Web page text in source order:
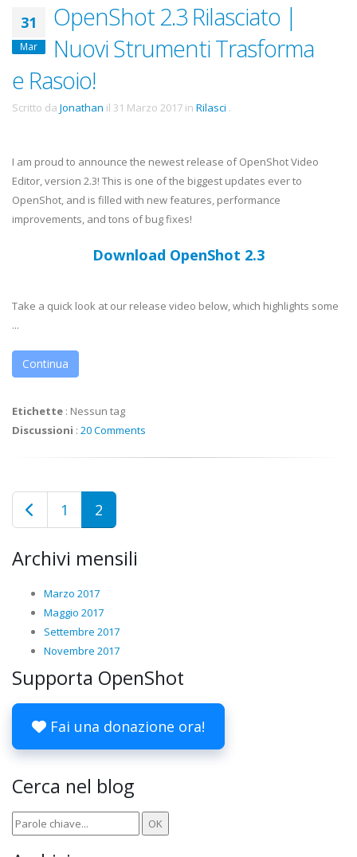
31
Mar
OpenShot 2.3 Rilasciato |
Nuovi Strumenti Trasforma
e Rasoio!
Scritto da Jonathan il 31 Marzo 2017 in Rilasci .
I am proud to announce the newest release of OpenShot Video
Editor, version 2.3! This is one of the biggest updates ever to
OpenShot, and is filled with new features, performance
improvements, and tons of bug fixes!
Download OpenShot 2.3
Take a quick look at our release video below, which highlights some
...
Continua
Etichette : Nessun tag
Discussioni : 20 Comments
1 2
Archivi mensili
Marzo 2017
Maggio 2017
Settembre 2017
Novembre 2017
Supporta OpenShot
Fai una donazione ora!
Cerca nel blog